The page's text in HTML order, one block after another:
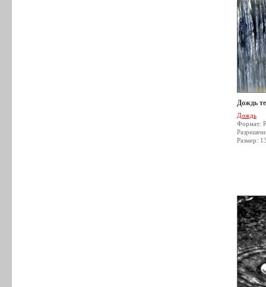
Дождь
Дождь
Формат:
Размер: